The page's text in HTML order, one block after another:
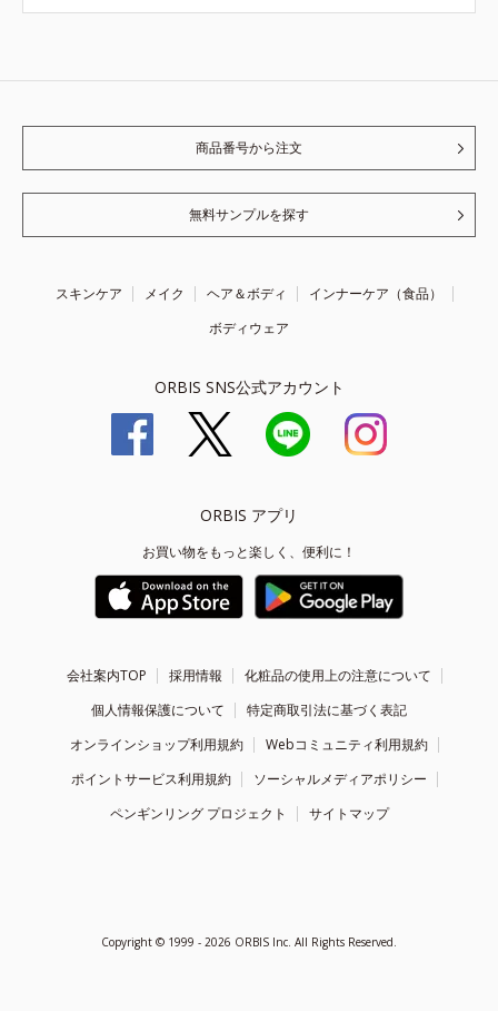
商品番号から注文
無料サンプルを探す
スキンケア メイク ヘア＆ボディ
インナーケア（食品）
ボディウェア
ORBIS SNS公式アカウント
ORBIS アプリ
お買い物をもっと楽しく、便利に！
会社案内TOP 採用情報
化粧品の使用上の注意について
個人情報保護について
特定商取引法に基づく表記
オンラインショップ利用規約
Webコミュニティ利用規約
ポイントサービス利用規約
ソーシャルメディアポリシー
ペンギンリング プロジェクト
サイトマップ
Copyright © 1999 - 2026 ORBIS Inc. All Rights Reserved.